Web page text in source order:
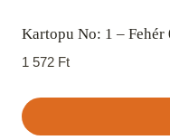
Kartopu No: 1 – Fehér
1 572 Ft